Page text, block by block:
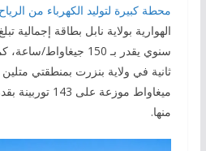
محطة كبيرة لتوليد الكهرباء من
سنوي يقدر بـ 150
منها.